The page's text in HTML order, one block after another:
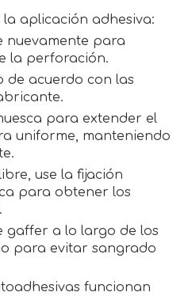
aplicación adhesiva:
nuevamente para
la perforación.
de acuerdo con las
para extender el
uniforme, manteniendo
use la fijación
para obtener los
gaffer a lo largo de los
para evitar sangrado
funcionan